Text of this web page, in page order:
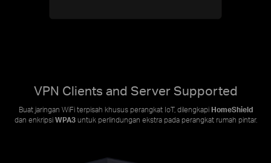
VPN Clients and Server Supported
Buat jaringan WiFi terpisah khusus perangkat IoT, dilengkapi HomeShield
dan enkripsi WPA3untuk perlindungan ekstra pada perangkat rumah pintar.